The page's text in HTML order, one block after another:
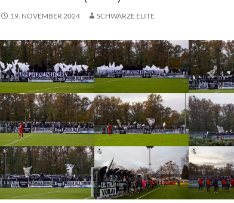
19. NOVEMBER 2024 SCHWARZE ELITE